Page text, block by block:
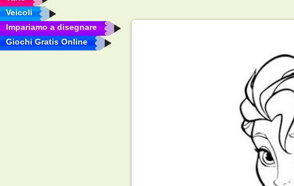
Veicoli
Impariamo a disegnare
Giochi Gratis Online